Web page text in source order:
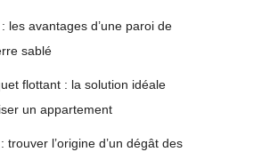
les avantages d’une paroi de
sablé
flottant : la solution idéale
un appartement
trouver l’origine d’un dégât des